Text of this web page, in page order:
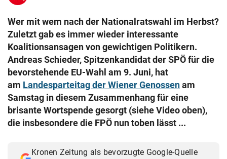
Wer mit wem nach der Nationalratswahl im Herbst?
Zuletzt gab es immer wieder interessante
Koalitionsansagen von gewichtigen Politikern.
Andreas Schieder, Spitzenkandidat der SPÖ für die
bevorstehende EU-Wahl am 9. Juni, hat
am Landesparteitag der Wiener Genossenam
Samstag in diesem Zusammenhang für eine
brisante Wortspende gesorgt (siehe Video oben),
die insbesondere die FPÖ nun toben lässt ...
Kronen Zeitung als bevorzugte Google-Quelle